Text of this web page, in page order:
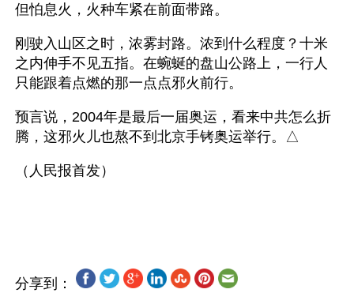
但怕息火，火种车紧在前面带路。
刚驶入山区之时，浓雾封路。浓到什么程度？十米
之内伸手不见五指。在蜿蜒的盘山公路上，一行人
只能跟着点燃的那一点点邪火前行。
预言说，2004年是最后一届奥运，看来中共怎么折
腾，这邪火儿也熬不到北京手铐奥运举行。△
（人民报首发）
分享到：